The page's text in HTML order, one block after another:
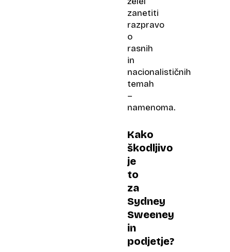
zanetiti
razpravo
o
rasnih
in
nacionalističnih
temah
–
namenoma.
Kako
škodljivo
je
to
za
Sydney​
Sweeney
in
podjetje?